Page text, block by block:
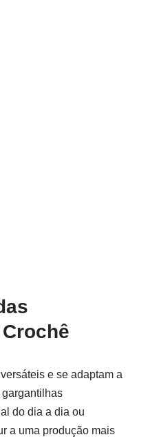
e se adaptam a
do dia a dia ou
a uma produção mais